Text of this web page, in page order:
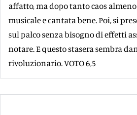
affatto, ma dopo tanto caos almeno
musicale e cantata bene. Poi, si
sul palco senza bisogno di effetti
notare. E questo stasera sembra
rivoluzionario. VOTO 6,5